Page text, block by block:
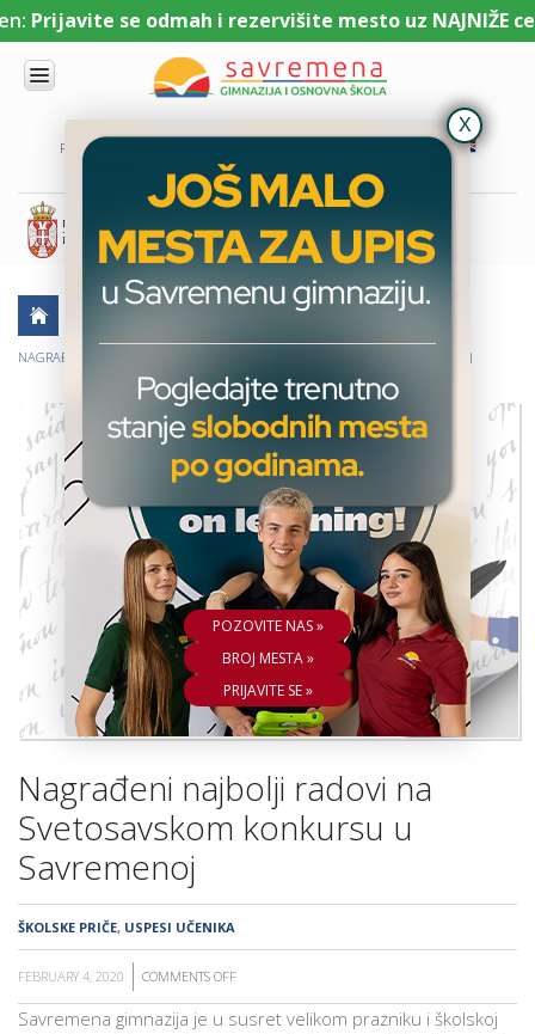
Prijavite se odmah i rezervišite mesto uz NAJNIŽE
PORTAL ZA UČENIKE
NAMA
KOMBINOVANI
PROGRAM
NACIONALNI
PROGRAM
CAMBRIDGE
PROGRAM
SAVREMENO
OBRAZOVANJE
VESTI
ERASMUS+
OSNOVNA
ŠKOLA
USPESI UČENIKA
NAGRAĐENI NAJBOLJI RADOVI NA SVETOSAVSKOM KONKURSU U SAVREMENOJ
Nagrađeni najbolji radovi na
Svetosavskom konkursu u
Savremenoj
ŠKOLSKE PRIČE, USPESI UČENIKA
FEBRUARY 4, 2020 COMMENTS OFF
NAGRAĐENI
Savremena gimnazija je u susret velikom prazniku i školskoj
POZOVITE NAS »
BROJ MESTA »
PRIJAVITE SE »